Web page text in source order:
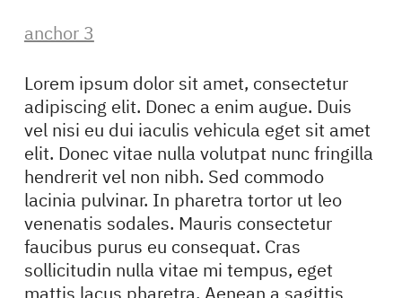
anchor 3
Lorem ipsum dolor sit amet, consectetur
adipiscing elit. Donec a enim augue. Duis
vel nisi eu dui iaculis vehicula eget sit amet
elit. Donec vitae nulla volutpat nunc fringilla
hendrerit vel non nibh. Sed commodo
lacinia pulvinar. In pharetra tortor ut leo
venenatis sodales. Mauris consectetur
faucibus purus eu consequat. Cras
sollicitudin nulla vitae mi tempus, eget